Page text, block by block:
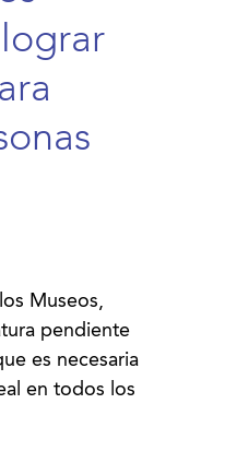
Museos,
pendiente
es necesaria
en todos los